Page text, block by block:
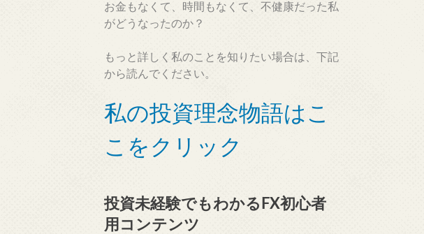
お金もなくて、時間もなくて、不健康だった私
がどうなったのか？
もっと詳しく私のことを知りたい場合は、下記
から読んでください。
私の投資理念物語はこ
こをクリック
投資未経験でもわかるFX初心者
用コンテンツ